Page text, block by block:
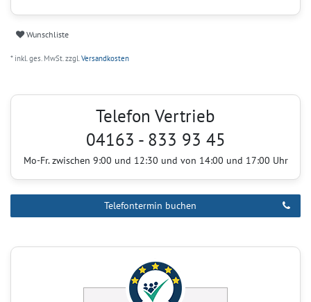
Wunschliste
* inkl. ges. MwSt. zzgl.Versandkosten
Telefon Vertrieb
04163 - 833 93 45
Mo-Fr. zwischen 9:00 und 12:30 und von 14:00 und 17:00 Uhr
Telefontermin buchen